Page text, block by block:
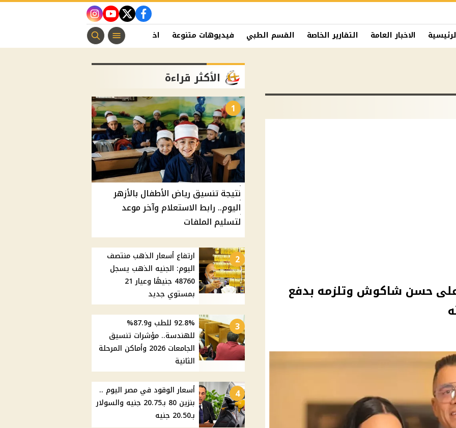
facebook
twitter
youtube
instagram
الاخبار العامة التقارير الخاصة القسم الطبي فيديوهات متنوعة اخبار الفن منوعات مسيحية
حسن شاكوش وتلزمه بدفع
الأكثر قراءة
1
نتيجة تنسيق رياض الأطفال بالأزهر
اليوم.. رابط الاستعلام وآخر موعد
لتسليم الملفات
2
ارتفاع أسعار الذهب منتصف
اليوم: الجنيه الذهب يسجل
48760 جنيهًا وعيار 21
بمستوي جديد
3
92.8% للطب و87.9%
للهندسة.. مؤشرات تنسيق
الجامعات 2026 وأماكن المرحلة
الثانية
4
أسعار الوقود في مصر اليوم ..
بنزين 80 بـ20.75 جنيه والسولار
بـ20.50 جنيه